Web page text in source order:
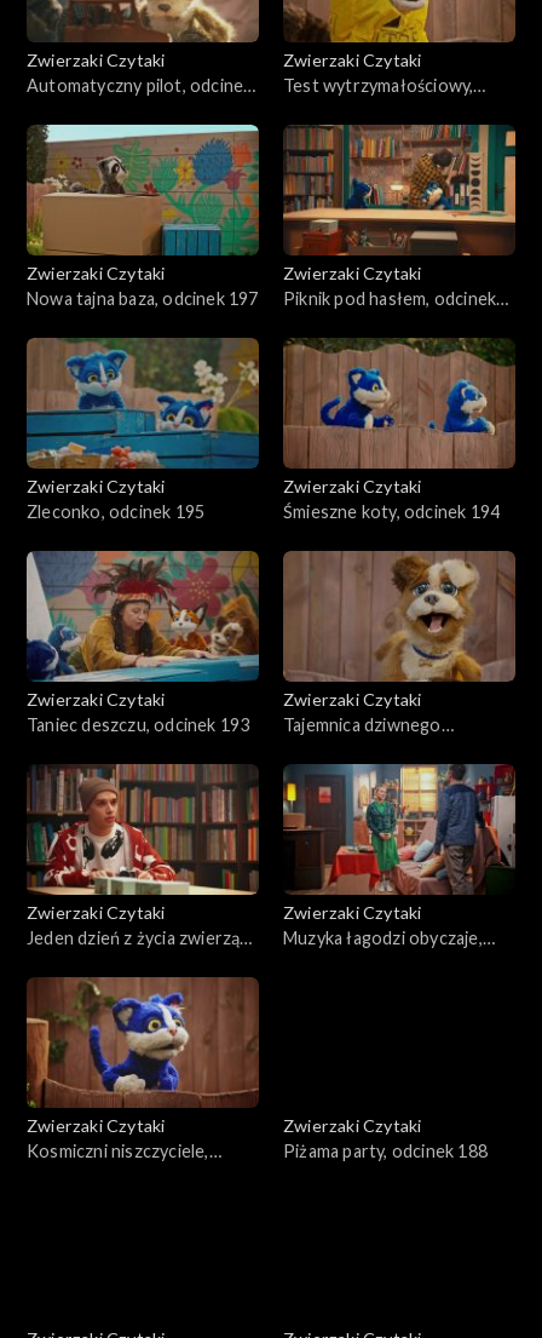
Zwierzaki Czytaki
Automatyczny pilot, odcinek
Zwierzaki Czytaki
Test wytrzymałościowy,
Zwierzaki Czytaki
Nowa tajna baza, odcinek 197
Zwierzaki Czytaki
Piknik pod hasłem, odcinek
Zwierzaki Czytaki
Zleconko, odcinek 195
Zwierzaki Czytaki
Śmieszne koty, odcinek 194
Zwierzaki Czytaki
Taniec deszczu, odcinek 193
Zwierzaki Czytaki
Tajemnica dziwnego
Zwierzaki Czytaki
Jeden dzień z życia zwierząt
Zwierzaki Czytaki
Muzyka łagodzi obyczaje,
Zwierzaki Czytaki
Kosmiczni niszczyciele,
Zwierzaki Czytaki
Piżama party, odcinek 188